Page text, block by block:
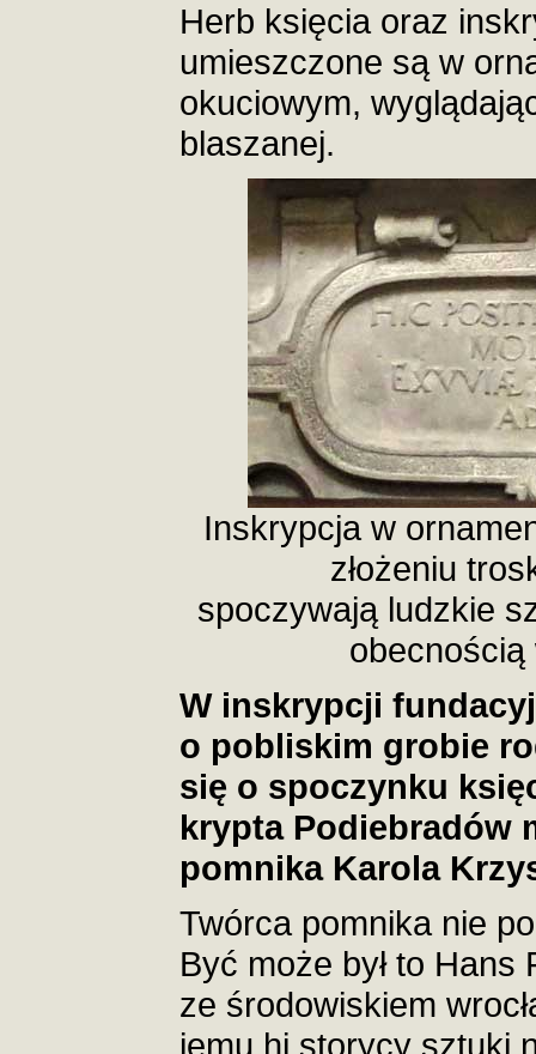
Herb księcia oraz
umieszczone są w
okuciowym,
blaszanej.
Inskrypcja w
złożeniu
spoczywają ludzkie
W inskrypcji
o pobliskim grobie
się o spoczynku
krypta Podiebradów
pomnika Karola
Twórca pomnika nie
Być może był to
ze środowiskiem
jemu hi storycy sztuki